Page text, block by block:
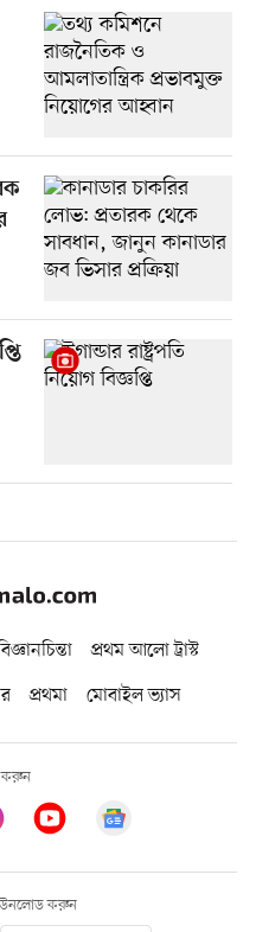
প্রথম আলো ট্রাস্ট
প্রথমা মোবাইল ভ্যাস
করুন